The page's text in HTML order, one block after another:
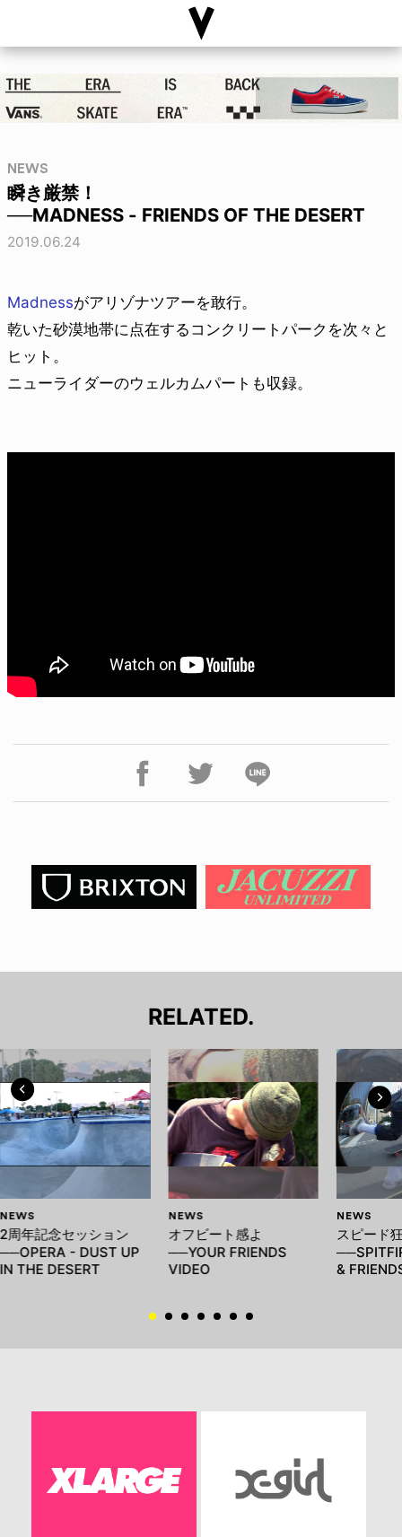
NEWS
瞬き厳禁！
──MADNESS - FRIENDS OF THE DESERT
2019.06.24
Madnessがアリゾナツアーを敢行。
乾いた砂漠地帯に点在するコンクリートパークを次々と
ヒット。
ニューライダーのウェルカムパートも収録。
RELATED.
NEWS
2周年記念セッション
──OPERA - DUST UP
IN THE DESERT
NEWS
オフビート感よ
──YOUR FRIENDS
VIDEO
NEWS
スピード
&